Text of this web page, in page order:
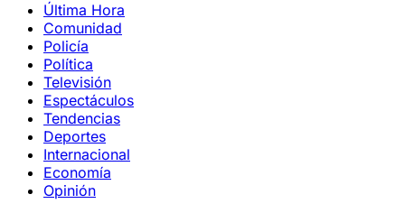
Última Hora
Comunidad
Policía
Política
Televisión
Espectáculos
Tendencias
Deportes
Internacional
Economía
Opinión